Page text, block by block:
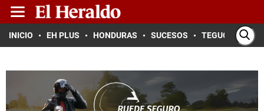
INICIO EH PLUS HONDURAS SUCESOS TEGUCIGALPA